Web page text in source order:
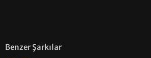
Benzer Şarkılar